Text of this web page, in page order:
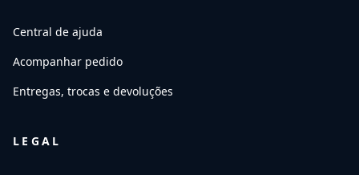
Central de ajuda
Acompanhar pedido
Entregas, trocas e devoluções
LEGAL